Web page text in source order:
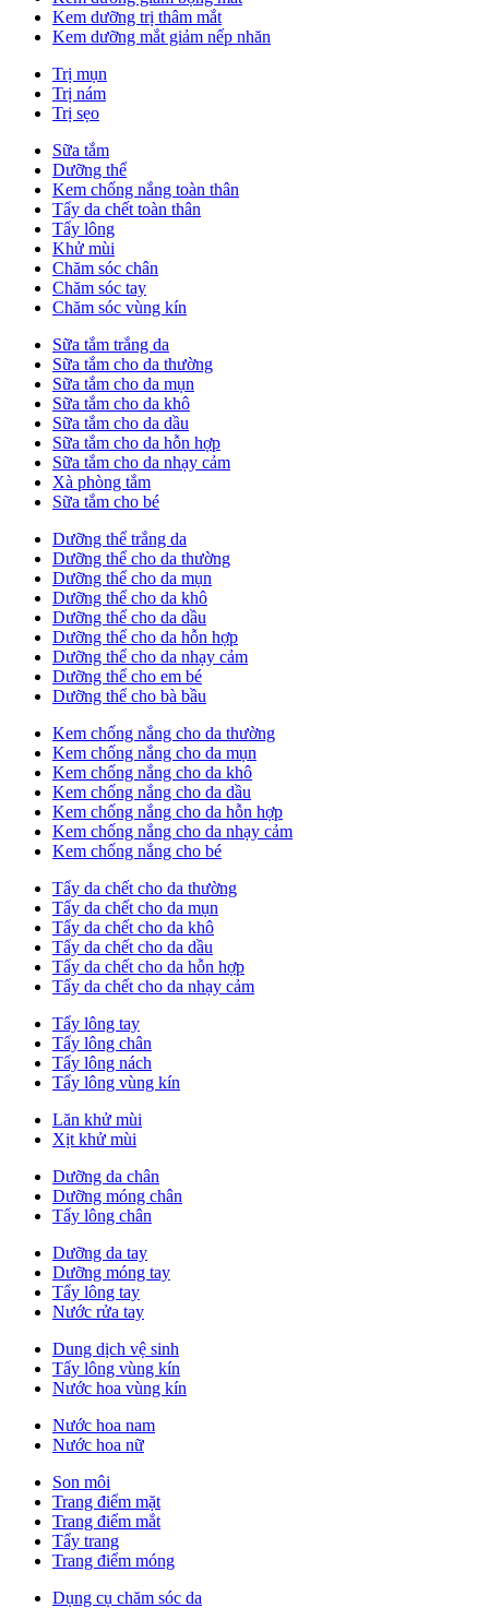
Kem dưỡng trị thâm mắt
Kem dưỡng mắt giảm nếp nhăn
Trị mụn
Trị nám
Trị sẹo
Sữa tắm
Dưỡng thể
Kem chống nắng toàn thân
Tẩy da chết toàn thân
Tẩy lông
Khử mùi
Chăm sóc chân
Chăm sóc tay
Chăm sóc vùng kín
Sữa tắm trắng da
Sữa tắm cho da thường
Sữa tắm cho da mụn
Sữa tắm cho da khô
Sữa tắm cho da dầu
Sữa tắm cho da hỗn hợp
Sữa tắm cho da nhạy cảm
Xà phòng tắm
Sữa tắm cho bé
Dưỡng thể trắng da
Dưỡng thể cho da thường
Dưỡng thể cho da mụn
Dưỡng thể cho da khô
Dưỡng thể cho da dầu
Dưỡng thể cho da hỗn hợp
Dưỡng thể cho da nhạy cảm
Dưỡng thể cho em bé
Dưỡng thể cho bà bầu
Kem chống nắng cho da thường
Kem chống nắng cho da mụn
Kem chống nắng cho da khô
Kem chống nắng cho da dầu
Kem chống nắng cho da hỗn hợp
Kem chống nắng cho da nhạy cảm
Kem chống nắng cho bé
Tẩy da chết cho da thường
Tẩy da chết cho da mụn
Tẩy da chết cho da khô
Tẩy da chết cho da dầu
Tẩy da chết cho da hỗn hợp
Tẩy da chết cho da nhạy cảm
Tẩy lông tay
Tẩy lông chân
Tẩy lông nách
Tẩy lông vùng kín
Lăn khử mùi
Xịt khử mùi
Dưỡng da chân
Dưỡng móng chân
Tẩy lông chân
Dưỡng da tay
Dưỡng móng tay
Tẩy lông tay
Nước rửa tay
Dung dịch vệ sinh
Tẩy lông vùng kín
Nước hoa vùng kín
Nước hoa nam
Nước hoa nữ
Son môi
Trang điểm mặt
Trang điểm mắt
Tẩy trang
Trang điểm móng
Dụng cụ chăm sóc da